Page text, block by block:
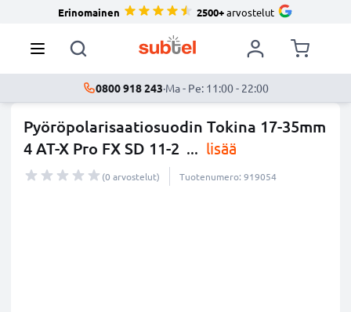
Erinomainen 2500+arvostelut
0800 918 243·Ma - Pe: 11:00 - 22:00
Pyöröpolarisaatiosuodin Tokina 17-35mm
4 AT-X Pro FX SD 11-2 ... lisää
(0 arvostelut) Tuotenumero: 919054